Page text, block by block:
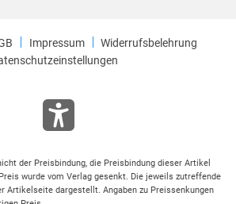
Impressum
Widerrufsbelehrung
der Preisbindung, die Preisbindung dieser Artikel
wurde vom Verlag gesenkt. Die jeweils zutreffende
Artikelseite dargestellt. Angaben zu Preissenkungen